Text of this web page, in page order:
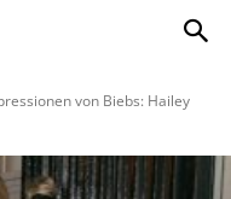
von Biebs: Hailey